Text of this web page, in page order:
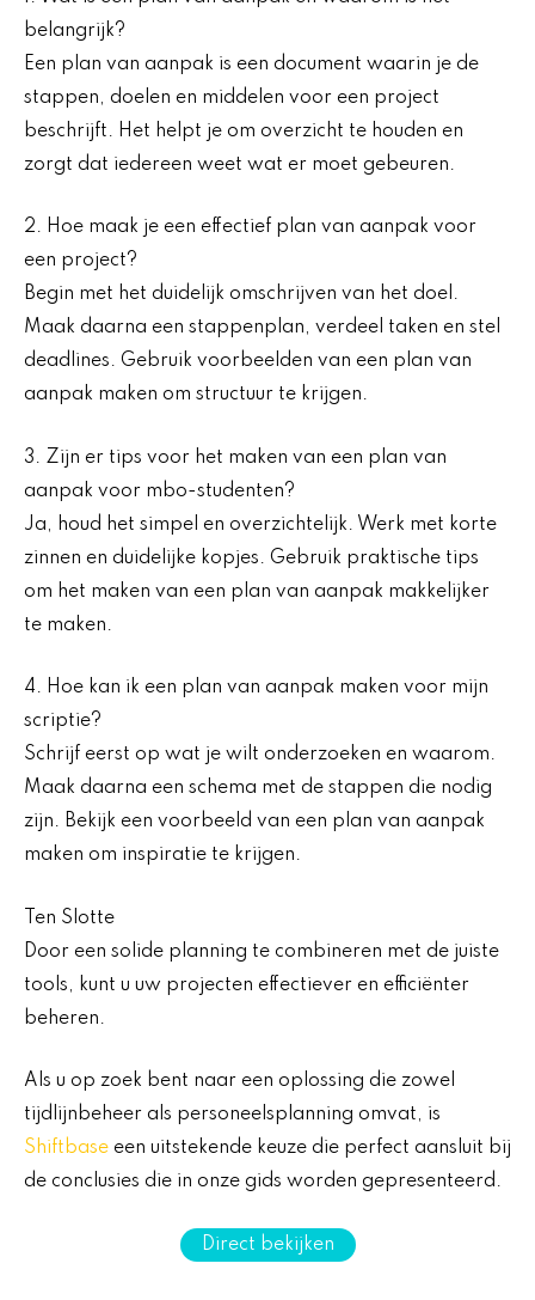
belangrijk?
Een plan van aanpak is een document waarin je de
stappen, doelen en middelen voor een project
beschrijft. Het helpt je om overzicht te houden en
zorgt dat iedereen weet wat er moet gebeuren.
2. Hoe maak je een effectief plan van aanpak voor
een project?
Begin met het duidelijk omschrijven van het doel.
Maak daarna een stappenplan, verdeel taken en stel
deadlines. Gebruik voorbeelden van een plan van
aanpak maken om structuur te krijgen.
3. Zijn er tips voor het maken van een plan van
aanpak voor mbo-studenten?
Ja, houd het simpel en overzichtelijk. Werk met korte
zinnen en duidelijke kopjes. Gebruik praktische tips
om het maken van een plan van aanpak makkelijker
te maken.
4. Hoe kan ik een plan van aanpak maken voor mijn
scriptie?
Schrijf eerst op wat je wilt onderzoeken en waarom.
Maak daarna een schema met de stappen die nodig
zijn. Bekijk een voorbeeld van een plan van aanpak
maken om inspiratie te krijgen.
Ten Slotte
Door een solide planning te combineren met de juiste
tools, kunt u uw projecten effectiever en efficiënter
beheren.
Als u op zoek bent naar een oplossing die zowel
tijdlijnbeheer als personeelsplanning omvat, is
Shiftbase een uitstekende keuze die perfect aansluit bij
de conclusies die in onze gids worden gepresenteerd.
Direct bekijken